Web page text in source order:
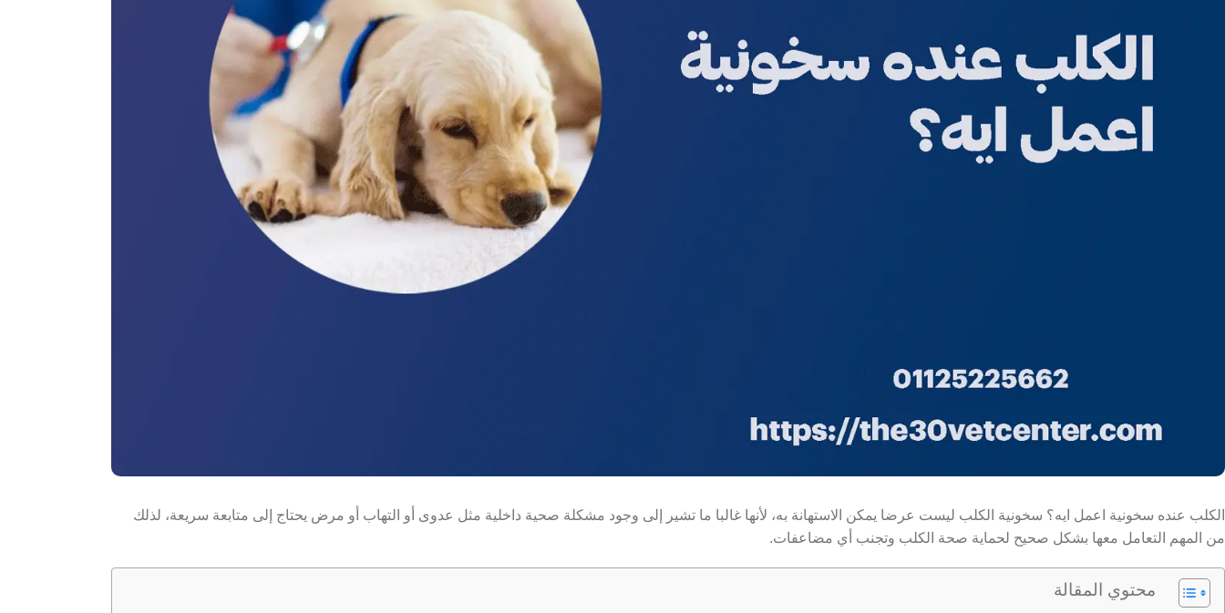
الكلب عنده سخونية اعمل ايه؟ سخونية الكلب ليست عرضا يمكن الاستهانة به، لأنها غالبا ما تشير إلى وجود مشكلة صحية داخلية مثل عدوى أو التهاب أو مرض يحتاج إلى متابعة سريعة، لذلك
من المهم التعامل معها بشكل صحيح لحماية صحة الكلب وتجنب أي مضاعفات.
محتوي المقالة